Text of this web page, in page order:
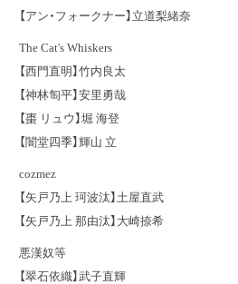
【アン・フォークナー】立道梨緒奈
The Cat's Whiskers
【西門直明】竹内良太
【神林匋平】安里勇哉
【棗 リュウ】堀 海登
【闇堂四季】輝山 立
cozmez
【矢戸乃上 珂波汰】土屋直武
【矢戸乃上 那由汰】大崎捺希
悪漢奴等
【翠石依織】武子直輝